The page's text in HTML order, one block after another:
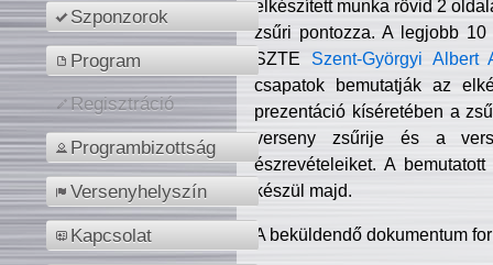
Szponzorok
Program
Regisztráció
Programbizottság
Versenyhelyszín
Kapcsolat
elkészített munka rövid 2
zsűri pontozza. A legjobb
SZTE Szent-Györgyi Albert
csapatok bemutatják az
prezentáció kíséretében a
verseny zsűrije és a
észrevételeiket. A
készül majd.
A beküldendő dokumentum